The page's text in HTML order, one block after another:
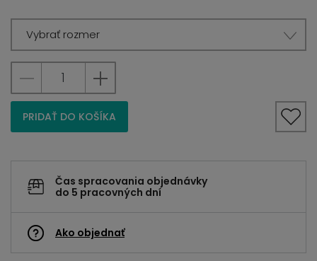
Vybrať rozmer
PRIDAŤ DO KOŠÍKA
Čas spracovania objednávky
do 5 pracovných dní
Ako objednať